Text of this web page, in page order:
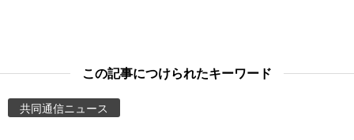
この記事につけられたキーワード
共同通信ニュース